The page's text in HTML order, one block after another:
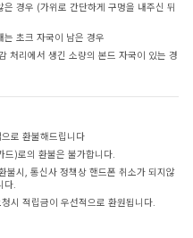
경우 (가위로 간단하게 구멍을 내주신 뒤
는 초크 자국이 남은 경우
처리에서 생긴 소량의 본드 자국이 있는 경
로 환불해드립니다
)로의 환불은 불가합니다.
불시, 통신사 정책상 핸드폰 취소가 되지않
다.
시 적립금이 우선적으로 환원됩니다.